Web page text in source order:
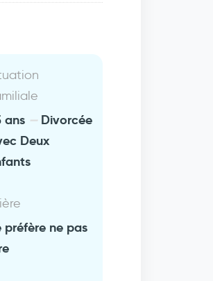
ans
Divorcée
Deux
préfère ne pas